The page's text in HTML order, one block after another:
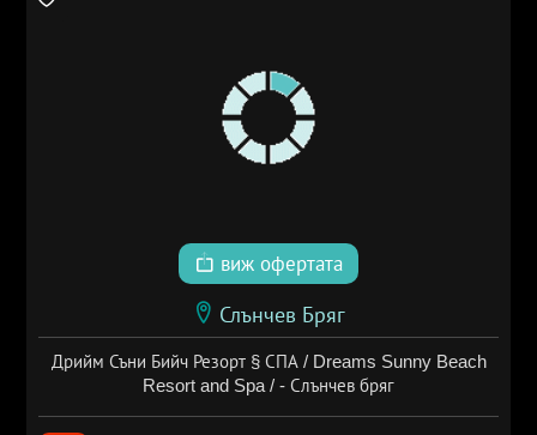
виж офертата
Слънчев Бряг
Дрийм Съни Бийч Резорт § СПА / Dreams Sunny Beach
Resort and Spa / - Слънчев бряг